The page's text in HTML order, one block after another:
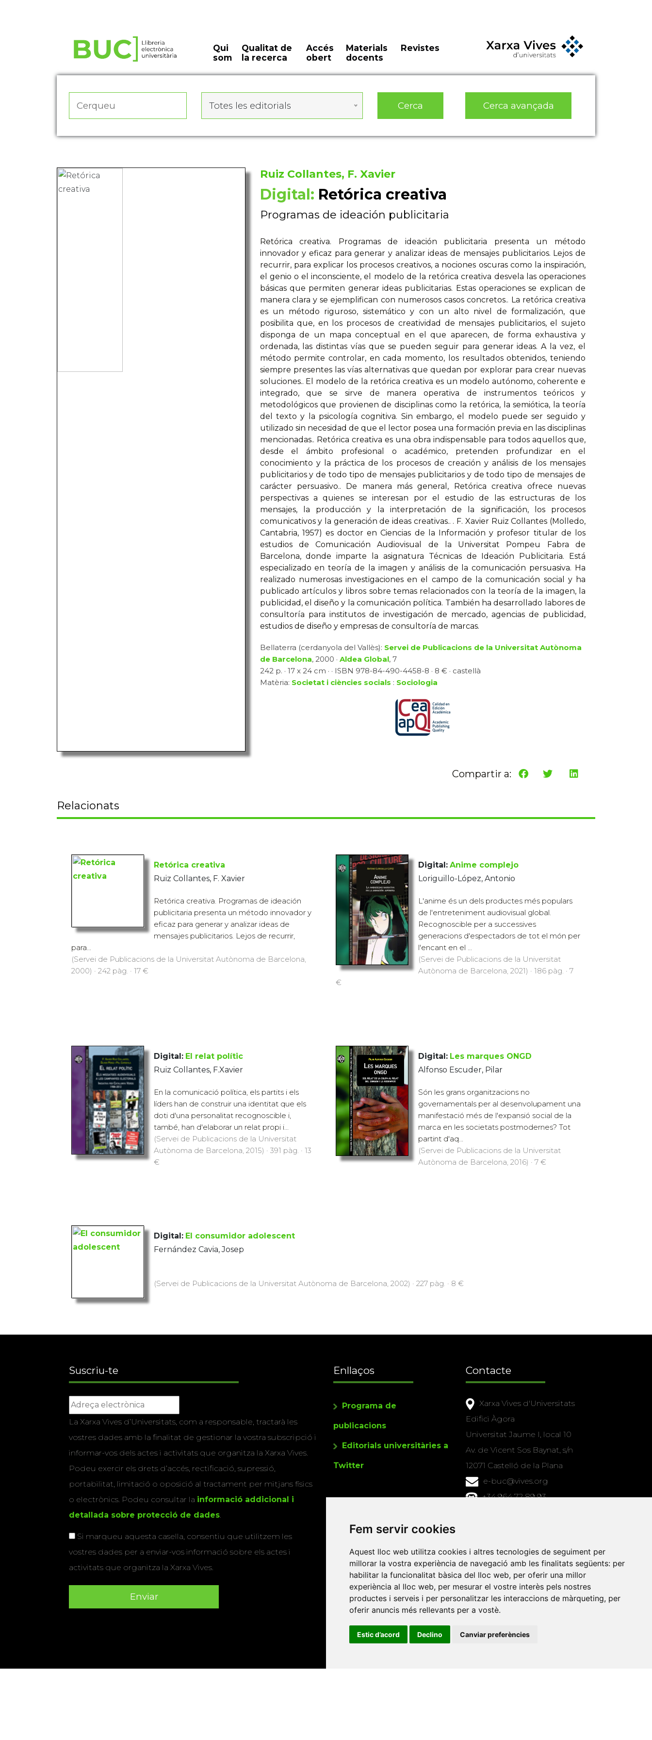
Fem servir cookies
Aquest lloc web utilitza cookies i altres tecnologies de seguiment per
millorar la vostra experiència de navegació amb les finalitats següents: per
habilitar la funcionalitat bàsica del lloc web, per oferir una millor
experiència al lloc web, per mesurar el vostre interès pels nostres
productes i serveis i per personalitzar les interaccions de màrqueting, per
oferir anuncis més rellevants per a vostè.
Estic d’acord Declino Canviar preferències
Qui
som
Qualitat de
la recerca
Accés
obert
Materials
docents
Revistes
Totes les editorials Cerca Cerca avançada
Ruiz Collantes, F. Xavier
Digital: Retórica creativa
Programas de ideación publicitaria
Retórica creativa. Programas de ideación publicitaria presenta un método
innovador y eficaz para generar y analizar ideas de mensajes publicitarios. Lejos de
recurrir, para explicar los procesos creativos, a nociones oscuras como la inspiración,
el genio o el inconsciente, el modelo de la retórica creativa desvela las operaciones
básicas que permiten generar ideas publicitarias. Estas operaciones se explican de
manera clara y se ejemplifican con numerosos casos concretos.. La retórica creativa
es un método riguroso, sistemático y con un alto nivel de formalización, que
posibilita que, en los procesos de creatividad de mensajes publicitarios, el sujeto
disponga de un mapa conceptual en el que aparecen, de forma exhaustiva y
ordenada, las distintas vías que se pueden seguir para generar ideas. A la vez, el
método permite controlar, en cada momento, los resultados obtenidos, teniendo
siempre presentes las vías alternativas que quedan por explorar para crear nuevas
soluciones.. El modelo de la retórica creativa es un modelo autónomo, coherente e
integrado, que se sirve de manera operativa de instrumentos teóricos y
metodológicos que provienen de disciplinas como la retórica, la semiótica, la teoría
del texto y la psicología cognitiva. Sin embargo, el modelo puede ser seguido y
utilizado sin necesidad de que el lector posea una formación previa en las disciplinas
mencionadas.. Retórica creativa es una obra indispensable para todos aquellos que,
desde el ámbito profesional o académico, pretenden profundizar en el
conocimiento y la práctica de los procesos de creación y análisis de los mensajes
publicitarios y de todo tipo de mensajes publicitarios y de todo tipo de mensajes de
carácter persuasivo.. De manera más general, Retórica creativa ofrece nuevas
perspectivas a quienes se interesan por el estudio de las estructuras de los
mensajes, la producción y la interpretación de la significación, los procesos
comunicativos y la generación de ideas creativas.. . F. Xavier Ruiz Collantes (Molledo,
Cantabria, 1957) es doctor en Ciencias de la Información y profesor titular de los
estudios de Comunicación Audiovisual de la Universitat Pompeu Fabra de
Barcelona, donde imparte la asignatura Técnicas de Ideación Publicitaria. Está
especializado en teoría de la imagen y análisis de la comunicación persuasiva. Ha
realizado numerosas investigaciones en el campo de la comunicación social y ha
publicado artículos y libros sobre temas relacionados con la teoría de la imagen, la
publicidad, el diseño y la comunicación política. También ha desarrollado labores de
consultoría para institutos de investigación de mercado, agencias de publicidad,
estudios de diseño y empresas de consultoría de marcas.
Bellaterra (cerdanyola del Vallès): Servei de Publicacions de la Universitat Autònoma
de Barcelona, 2000 · Aldea Global, 7
242 p. · 17 x 24 cm · · ISBN 978-84-490-4458-8 · 8 € · castellà
Matèria: Societat i ciències socials : Sociologia
Compartir a:
Relacionats
Retórica creativa
Ruiz Collantes, F. Xavier
Retórica creativa. Programas de ideación
publicitaria presenta un método innovador y
eficaz para generar y analizar ideas de
mensajes publicitarios. Lejos de recurrir,
para...
(Servei de Publicacions de la Universitat Autònoma de Barcelona,
2000) · 242 pàg. · 17 €
Digital: Anime complejo
Loriguillo-López, Antonio
L'anime és un dels productes més populars
de l'entreteniment audiovisual global.
Recognoscible per a successives
generacions d'espectadors de tot el món per
l'encant en el ...
(Servei de Publicacions de la Universitat
Autònoma de Barcelona, 2021) · 186 pàg. · 7
€
Digital: El relat polític
Ruiz Collantes, F.Xavier
En la comunicació política, els partits i els
líders han de construir una identitat que els
doti d'una personalitat recognoscible i,
també, han d'elaborar un relat propi i...
(Servei de Publicacions de la Universitat
Autònoma de Barcelona, 2015) · 391 pàg. · 13
€
Digital: Les marques ONGD
Alfonso Escuder, Pilar
Són les grans organitzacions no
governamentals per al desenvolupament una
manifestació més de l'expansió social de la
marca en les societats postmodernes? Tot
partint d'aq...
(Servei de Publicacions de la Universitat
Autònoma de Barcelona, 2016) · 7 €
Digital: El consumidor adolescent
Fernández Cavia, Josep
(Servei de Publicacions de la Universitat Autònoma de Barcelona, 2002) · 227 pàg. · 8 €
Suscriu-te
La Xarxa Vives d’Universitats, com a responsable, tractarà les
vostres dades amb la finalitat de gestionar la vostra subscripció i
informar-vos dels actes i activitats que organitza la Xarxa Vives.
Podeu exercir els drets d’accés, rectificació, supressió,
portabilitat, limitació o oposició al tractament per mitjans físics
o electrònics. Podeu consultar la informació addicional i
detallada sobre protecció de dades.
Si marqueu aquesta casella, consentiu que utilitzem les
vostres dades per a enviar-vos informació sobre els actes i
activitats que organitza la Xarxa Vives.
Enllaços
Programa de
publicacions
Editorials universitàries a
Twitter
Contacte
Xarxa Vives d'Universitats
Edifici Àgora
Universitat Jaume I, local 10
Av. de Vicent Sos Baynat, s/n
12071 Castelló de la Plana
e-buc@vives.org
+34 964 72 89 93